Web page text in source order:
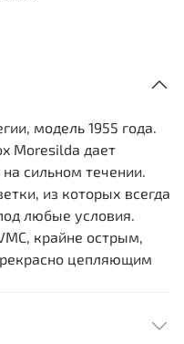
модель 1955 года.
Moresilda дает
сильном течении.
из которых всегда
любые условия.
крайне острым,
цепляющим